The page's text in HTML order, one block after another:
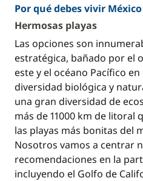
Por qué debes vivir
Hermosas playas
Las opciones son
estratégica, bañado por el
este y el océano Pacífico
diversidad biológica y
una gran diversidad de
más de 11000 km de litoral
las playas más bonitas del
Nosotros vamos a centrar
recomendaciones en la
incluyendo el Golfo de